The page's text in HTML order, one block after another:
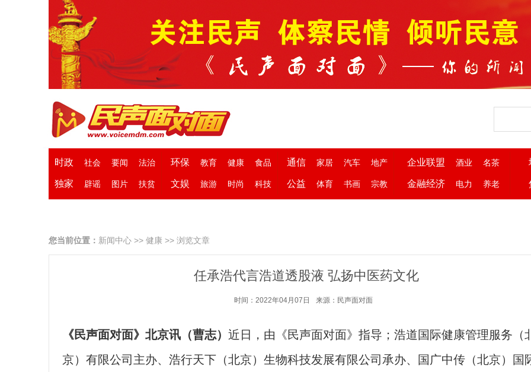
时政 社会 要闻 法治
独家 辟谣 图片 扶贫
环保 教育 健康 食品
文娱 旅游 时尚 科技
通信 家居 汽车 地产
公益 体育 书画 宗教
企业联盟 酒业 名茶
金融经济 电力 养老
您当前位置： 新闻中心 >> 健康 >> 浏览文章
任承浩代言浩道透股液 弘扬中医药文化
时间：2022年04月07日 来源：民声面对面
《民声面对面》北京讯（曹志） 近日，由《民声面对面》指导；浩道国际健康管理服务（
京）有限公司主办、浩行天下（北京）生物科技发展有限公司承办、国广中传（北京）国